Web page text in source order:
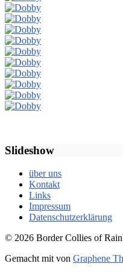
Slideshow
über uns
Kontakt
Links
Impressum
Datenschutzerklärung
© 2026 Border Collies of
Gemacht mit von Graphene